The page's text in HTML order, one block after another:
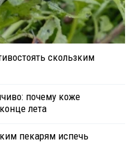
скользким
почему коже
лета
пекарям испечь